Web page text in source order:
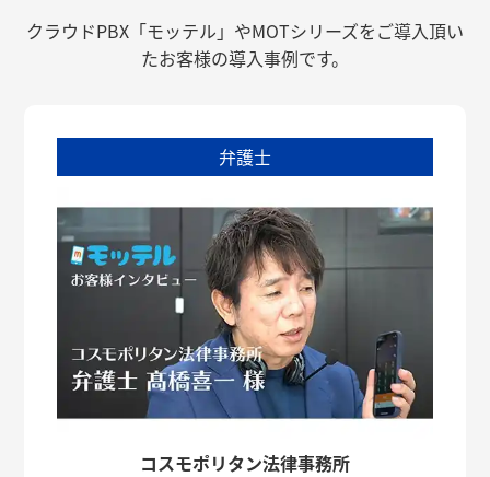
クラウドPBX「モッテル」やMOTシリーズをご導入頂い
たお客様の導入事例です。
弁護士
コスモポリタン法律事務所